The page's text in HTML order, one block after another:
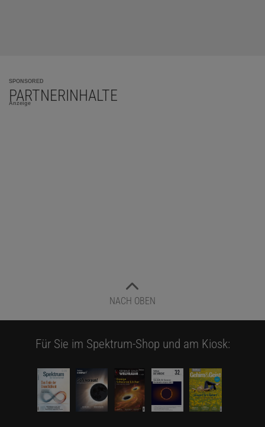
SPONSORED
PARTNERINHALTE
Anzeige
NACH OBEN
Für Sie im Spektrum-Shop und am Kiosk: